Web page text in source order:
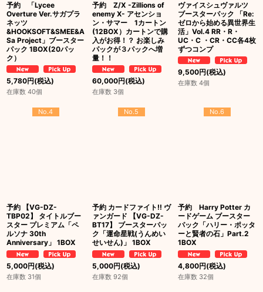
予約 「Lycee
Overture Ver.サガプラ
ネッツ
&HOOKSOFT&SMEE&A
Sa Project」ブースター
パック 1BOX(20パッ
ク）
5,780円(税込)
在庫数 40個
予約 Z/X -Zillions of
enemy X- アセンショ
ン・サマー 1カートン
(12BOX）カートンで購
入がお得！？ お楽しみ
パックが３パックへ増
量！！
60,000円(税込)
在庫数 3個
ヴァイスシュヴァルツ
ブースターパック 「Re:
ゼロから始める異世界生
活」Vol.4 RR・R・
UC・C ・CR・CC各4枚
ずつコンプ
9,500円(税込)
在庫数 4個
No.4
予約 【VG-DZ-
TBP02】 タイトルブー
スター プレミアム「ペ
ルソナ 30th
Anniversary」 1BOX
5,000円(税込)
在庫数 31個
No.5
予約 カードファイト!! ヴ
ァンガード 【VG-DZ-
BT17】 ブースターパッ
ク「運命星戦(うんめい
せいせん)」 1BOX
5,000円(税込)
在庫数 92個
No.6
予約 Harry Potter カ
ードゲーム ブースター
パック「ハリー・ポッタ
ーと賢者の石」Part.2
1BOX
4,800円(税込)
在庫数 32個